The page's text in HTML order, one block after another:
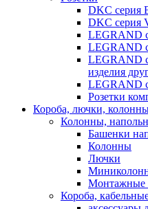
DKC серия
DKC серия
LEGRAND
LEGRAND
LEGRAND
изделия
LEGRAND
Розетки
Короба, лючки,
Колонны,
Башенки
Колонны
Лючки
Монтажные
Короба,